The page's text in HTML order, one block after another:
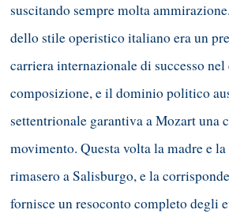
suscitando sempre molta
dello stile operistico italiano era un
carriera internazionale di successo
composizione, e il dominio politico
settentrionale garantiva a Mozart una
movimento. Questa volta la madre e
rimasero a Salisburgo, e la
fornisce un resoconto completo degli